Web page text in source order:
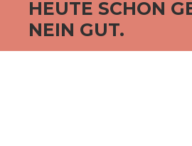
HEUTE SCHON
NEIN GUT.